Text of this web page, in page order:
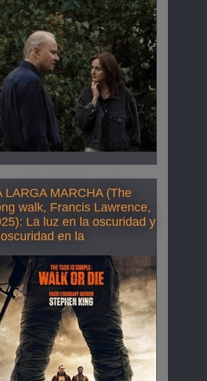
LARGA MARCHA (The
walk, Francis Lawrence,
La luz en la oscuridad y
oscuridad en la